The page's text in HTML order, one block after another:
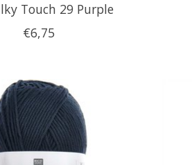
Touch 29 Purple
€6,75